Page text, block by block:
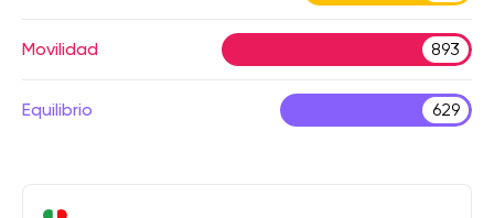
Movilidad 893
Equilibrio 629